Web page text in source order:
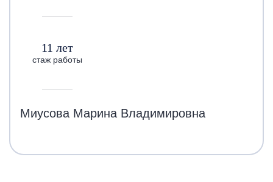
11 лет
стаж работы
Миусова Марина Владимировна